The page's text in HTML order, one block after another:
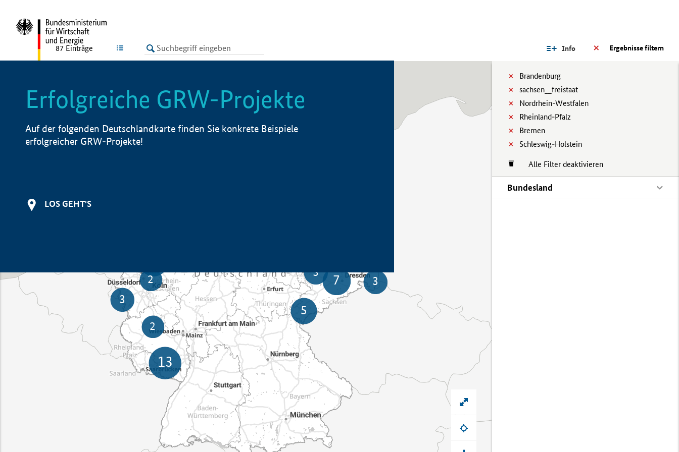
LISTE Ergebnisse filtern
Info
Brandenburg
sachsen__freistaat
Nordrhein-Westfalen
Rheinland-Pfalz
Bremen
Schleswig-Holstein
Alle Filter deaktivieren
Bundesland
87 Einträge
Erfolgreiche GRW-Projekte
Auf der folgenden Deutschlandkarte finden Sie konkrete Beispiele
erfolgreicher GRW-Projekte!
LOS GEHT'S